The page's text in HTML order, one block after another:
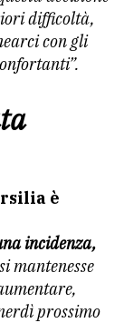
difficoltà,
con gli
è
incidenza,
mantenesse
prossimo